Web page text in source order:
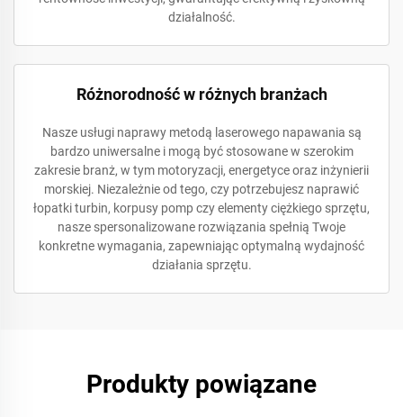
działalność.
Różnorodność w różnych branżach
Nasze usługi naprawy metodą laserowego napawania są
bardzo uniwersalne i mogą być stosowane w szerokim
zakresie branż, w tym motoryzacji, energetyce oraz inżynierii
morskiej. Niezależnie od tego, czy potrzebujesz naprawić
łopatki turbin, korpusy pomp czy elementy ciężkiego sprzętu,
nasze spersonalizowane rozwiązania spełnią Twoje
konkretne wymagania, zapewniając optymalną wydajność
działania sprzętu.
Produkty powiązane